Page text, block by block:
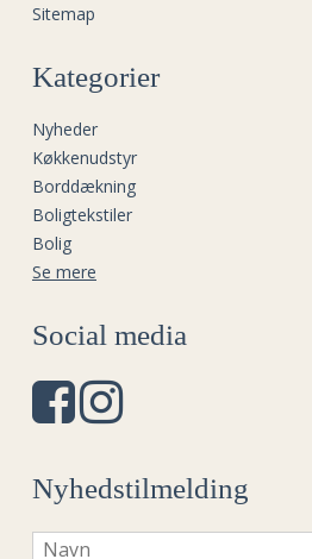
Sitemap
Kategorier
Nyheder
Køkkenudstyr
Borddækning
Boligtekstiler
Bolig
Se mere
Social media
Nyhedstilmelding